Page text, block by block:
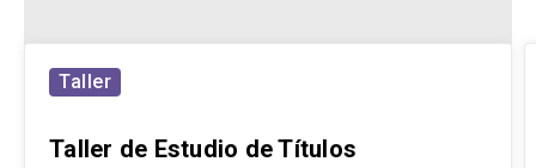
Taller
Taller de Estudio de Títulos